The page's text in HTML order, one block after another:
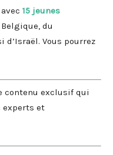
15 jeunes
du
d’Israël. Vous pourrez
contenu exclusif qui
experts et